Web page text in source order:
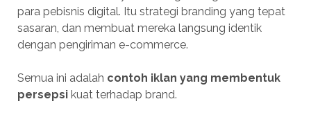
para pebisnis digital. Itu strategi branding yang tepat
sasaran, dan membuat mereka langsung identik
dengan pengiriman e-commerce.
Semua ini adalah contoh iklan yang membentuk
persepsikuat terhadap brand.